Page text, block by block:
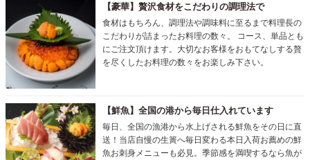
【豪華】贅沢食材をこだわりの調理法で
食材はもちろん、調理法や調味料に至るまで料理長の
こだわりが詰まったお料理の数々。 コース、単品とも
にご注文頂けます。大切なお客様をおもてなしする贅
を尽くしたお料理の数々をお楽しみ下さい。
【鮮魚】全国の港から毎日仕入れています
毎日、全国の漁港から水上げされる鮮魚をその日に直
送！当店自慢の生簀へ毎日変わる本日入荷お薦めの鮮
魚お刺身メニューも必見。季節感を満喫するなら魚が